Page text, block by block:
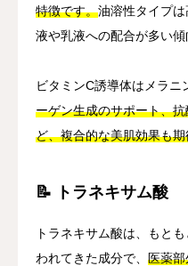
特徴です。油溶性タイプ
液や乳液への配合が多い傾
ビタミンC誘導体はメラニ
ーゲン生成のサポート、
ど、複合的な美肌効果も
📝 トラネキサム酸
トラネキサム酸は、もと
われてきた成分で、 医薬